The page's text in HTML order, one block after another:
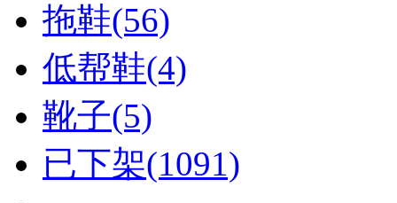
拖鞋(56)
低帮鞋(4)
靴子(5)
已下架(1091)